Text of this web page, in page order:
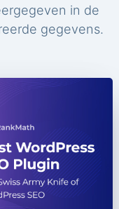
in de
gegevens.